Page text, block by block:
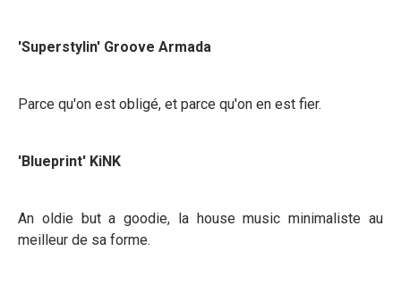
'Superstylin' Groove Armada
Parce qu'on est obligé, et parce qu'on en est fier.
'Blueprint' KiNK
An oldie but a goodie, la house music minimaliste au
meilleur de sa forme.